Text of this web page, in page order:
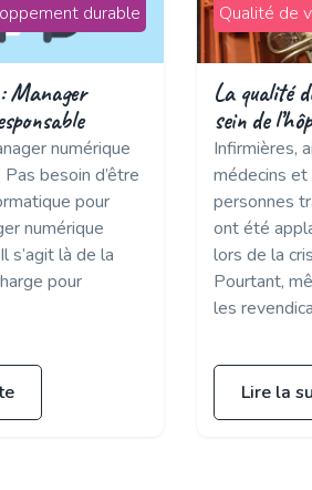
durable
Manager
numérique
besoin d’être
pour
numérique
s’agit là de la
pour
Qualité de
La qualité
sein de
Infirmières,
médecins
personnes
ont été
lors de la
Pourtant,
les
Lire la